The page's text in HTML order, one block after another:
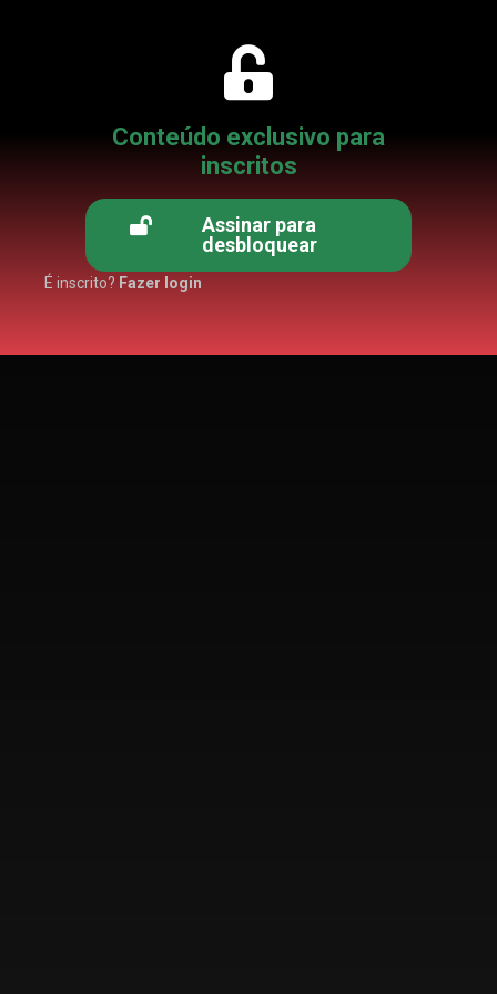
Conteúdo exclusivo para
inscritos
Assinar para
desbloquear
É inscrito? Fazer login